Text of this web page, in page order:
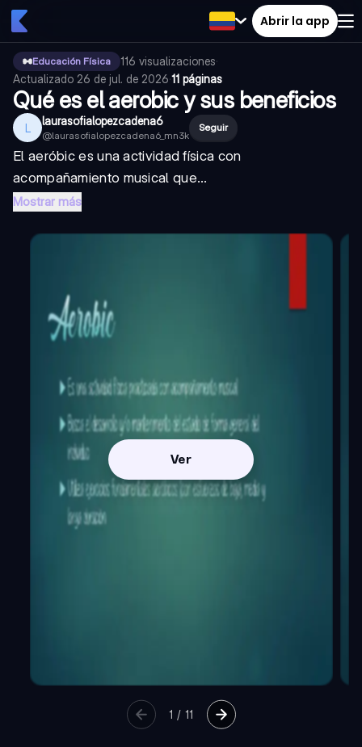
Abrir la app
Educación Física 116 visualizaciones·
Actualizado 26 de jul. de 2026·11 páginas
Qué es el aerobic y sus beneficios
L laurasofialopezcadena6
@laurasofialopezcadena6_mn3k
Seguir
El aeróbic es una actividad física con
acompañamiento musical que...
Mostrar más
Ver
1 / 11